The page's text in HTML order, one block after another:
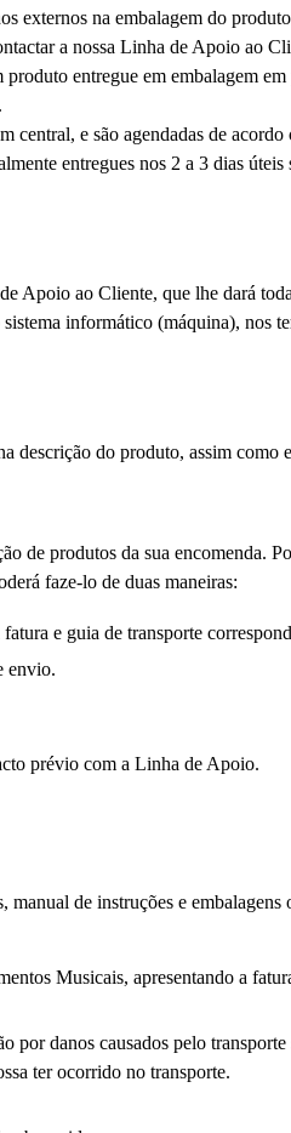
externos na embalagem do
a nossa Linha de Apoio ao
entregue em embalagem
central, e são agendadas de
entregues nos 2 a 3 dias
Apoio ao Cliente, que lhe dará
informático (máquina), nos
do produto, assim
de produtos da sua encomenda.
faze-lo de duas maneiras:
e guia de transporte
envio.
prévio com a Linha de Apoio.
de instruções e
Musicais, apresentando a
por danos causados pelo
ter ocorrido no transporte.